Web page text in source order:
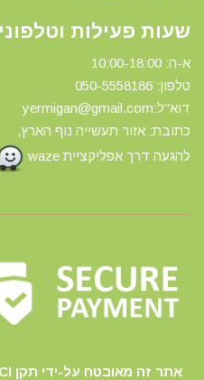
שעות פעילות
א-ה: 10:00-18:00
טלפון: 0 50-5558186
דוא"ל:yermigan@gmail.com
כתובת: אזור תעשייה נוף הארץ,
להגעה דרך אפליקציית waze